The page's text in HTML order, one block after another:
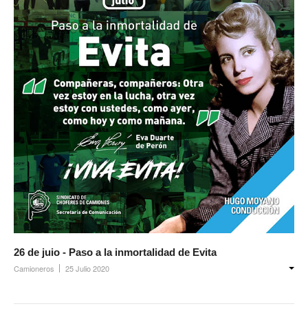
26 de juio - Paso a la inmortalidad de Evita
Camioneros 25 Julio 2020